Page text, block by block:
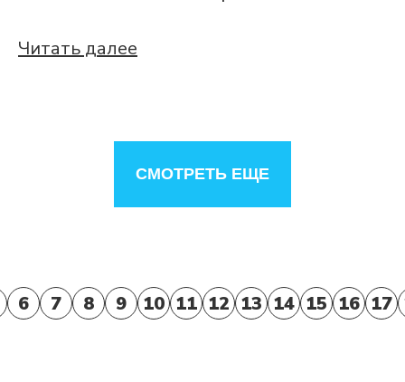
Читать далее
СМОТРЕТЬ ЕЩЕ
6 7 8 9 10 11 12 13 14 15 16 17